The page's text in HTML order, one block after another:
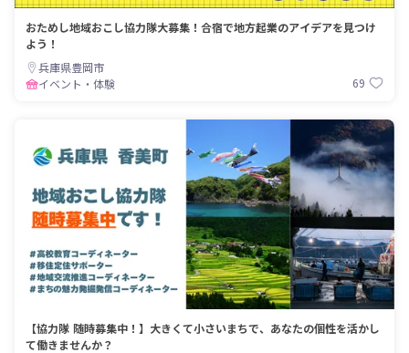
おためし地域おこし協力隊大募集！合宿で地方起業のアイデアを見つけ
よう！
兵庫県豊岡市
イベント・体験
69
【協力隊 随時募集中！】大きくて小さいまちで、あなたの個性を活かし
て働きませんか？